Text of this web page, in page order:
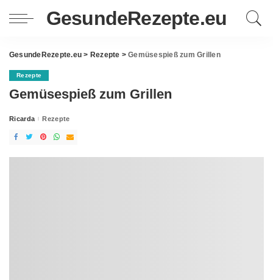
GesundeRezepte.eu
GesundeRezepte.eu > Rezepte >Gemüsespieß zum Grillen
Rezepte
Gemüsespieß zum Grillen
Posted
Ricarda Rezepte